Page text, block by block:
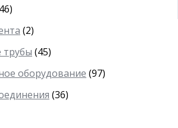
(2)
(45)
оборудование (97)
(36)